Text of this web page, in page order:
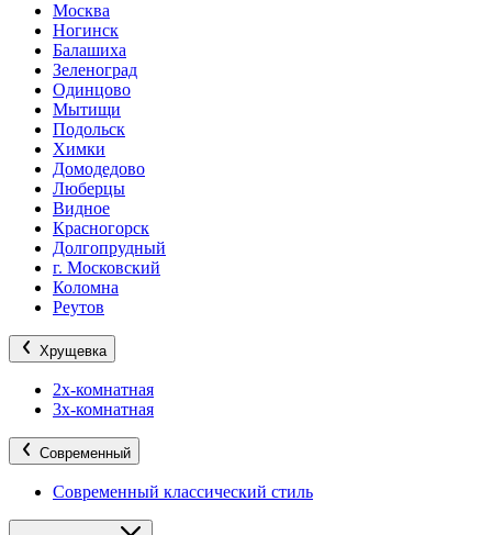
Москва
Ногинск
Балашиха
Зеленоград
Одинцово
Мытищи
Подольск
Химки
Домодедово
Люберцы
Видное
Красногорск
Долгопрудный
г. Московский
Коломна
Реутов
Хрущевка
2х-комнатная
3х-комнатная
Современный
Современный классический стиль